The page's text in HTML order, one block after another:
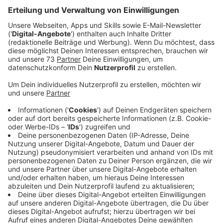
Anzeige
DNA soll Auskunft über die Herkunft geben
Anzeige
Gronauer Kinderzimmer entdeckt. Der wird heute
(11.04) im Naturkundemuseum in Münster untersucht.
Anhand der DNA wollen die Wissenschaftler
feststellen, um welche Art es sich handelt. Es wird
vermutet, dass es ein südeuropäischer Skorpion der
Gattung Euscorpius ist. Der ist sehr klein und für den
Menschen ungefährlich. Die Familie aus Gronau hatte
das Tier Sonntagabend (7.04) an der Kinderzimmer-
Wand entdeckt, eingefangen und auf Rat des
Museums eingefroren. Woher der Skorpion kommt, ist